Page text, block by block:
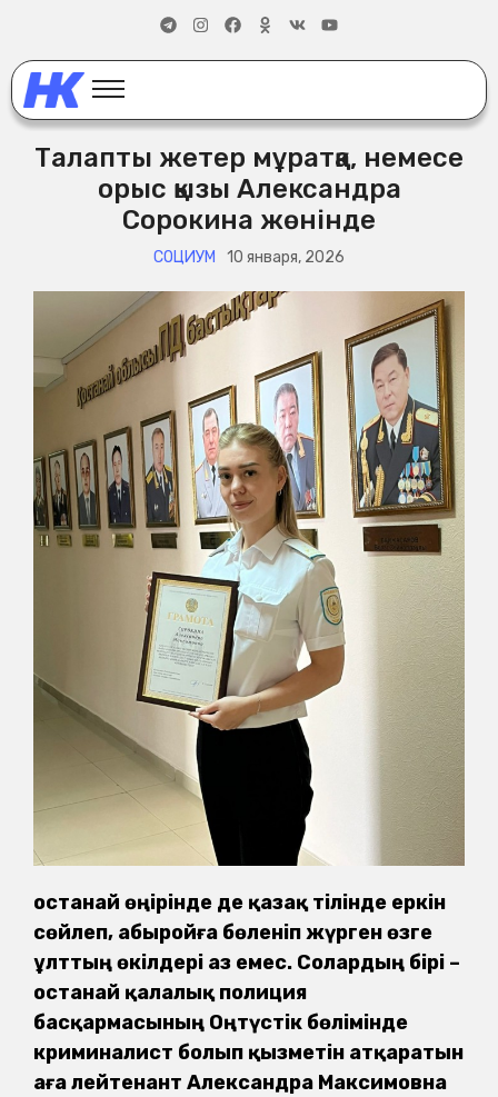
Талапты жетер мұратқа, немесе
орыс қызы Александра
Сорокина жөнінде
СОЦИУМ 10 января, 2026
Қостанай өңірінде де қазақ тілінде еркін
сөйлеп, абыройға бөленіп жүрген өзге
ұлттың өкілдері аз емес. Солардың бірі –
Қостанай қалалық полиция
басқармасының Оңтүстік бөлімінде
криминалист болып қызметін атқаратын
аға лейтенант Александра Максимовна